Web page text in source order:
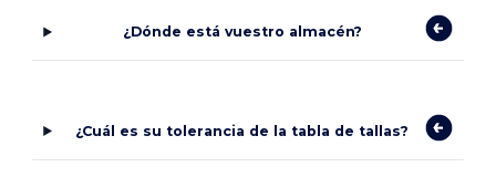
¿Dónde está vuestro almacén?
¿Cuál es su tolerancia de la tabla de tallas?